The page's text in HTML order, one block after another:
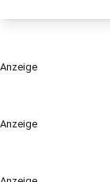
Anzeige
Anzeige